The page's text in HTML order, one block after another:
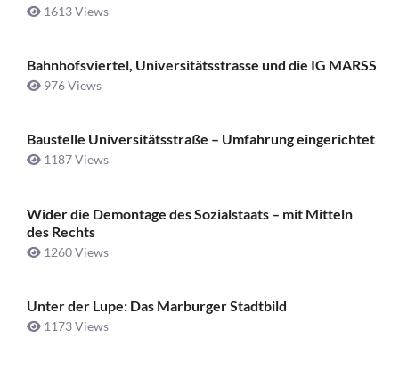
1613 Views
Bahnhofsviertel, Universitätsstrasse und die IG MARSS
976 Views
Baustelle Universitätsstraße ­– Umfahrung eingerichtet
1187 Views
Wider die Demontage des Sozialstaats – mit Mitteln
des Rechts
1260 Views
Unter der Lupe: Das Marburger Stadtbild
1173 Views